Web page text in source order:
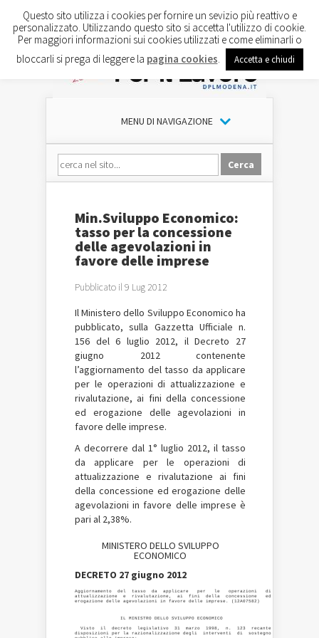
MENU DI NAVIGAZIONE
Min.Sviluppo Economico:
tasso per la concessione
delle agevolazioni in
favore delle imprese
Pubblicato il 9 Lug 2012
Il Ministero dello Sviluppo Economico ha
pubblicato, sulla Gazzetta Ufficiale n.
156 del 6 luglio 2012, il Decreto 27
giugno 2012 contenente
l’aggiornamento del tasso da applicare
per le operazioni di attualizzazione e
rivalutazione, ai fini della concessione
ed erogazione delle agevolazioni in
favore delle imprese.
A decorrere dal 1° luglio 2012, il tasso
da applicare per le operazioni di
attualizzazione e rivalutazione ai fini
della concessione ed erogazione delle
agevolazioni in favore delle imprese è
pari al 2,38%.
MINISTERO DELLO SVILUPPO
ECONOMICO
DECRETO 27 giugno 2012
Aggiornamento  del  tasso  da  applicare   per   le   operazioni   di
attualizzazione  e  rivalutazione,  ai  fini  della  concessione   ed
                IL MINISTRO DELLO SVILUPPO ECONOMICO
  Visto  il  decreto  legislativo  31  marzo  1998,  n.  123  recante
disposizioni per la razionalizzazione degli  interventi  di  sostegno
Questo sito utilizza i cookies per fornire un sevizio più reattivo e
personalizzato. Utilizzando questo sito si accetta l'utilizzo di cookie.
Per maggiori informazioni sui cookies utilizzati e come eliminarli o
bloccarli si prega di leggere la pagina cookies Accetta e chiudi